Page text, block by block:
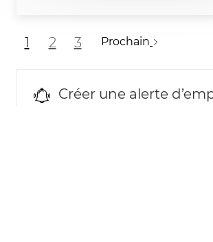
1 2 3 Prochain
Créer une alerte